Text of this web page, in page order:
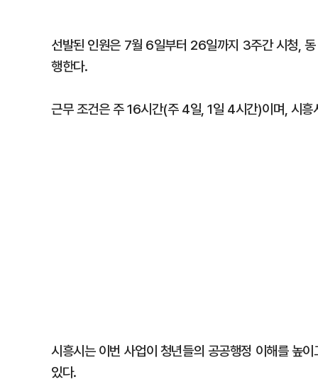
선발된 인원은 7월 6일부터 26일까지 3주간 시청,
행한다.
근무 조건은 주 16시간(주 4일, 1일 4시간)이며, 시
시흥시는 이번 사업이 청년들의 공공행정 이해를 높
있다.